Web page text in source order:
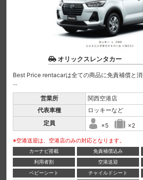
オリックスレンタカー
Best Price rentacarは全ての商品に免責補償と消
...
営業所
関西空港店
代表車種
ロッキーなど
定員
×5 ×2
※空港送迎は、空港店のみの対応となります。
カーナビ搭載 免責補償込み
利用者割
空港送迎
ベビーシート
チャイルドシート